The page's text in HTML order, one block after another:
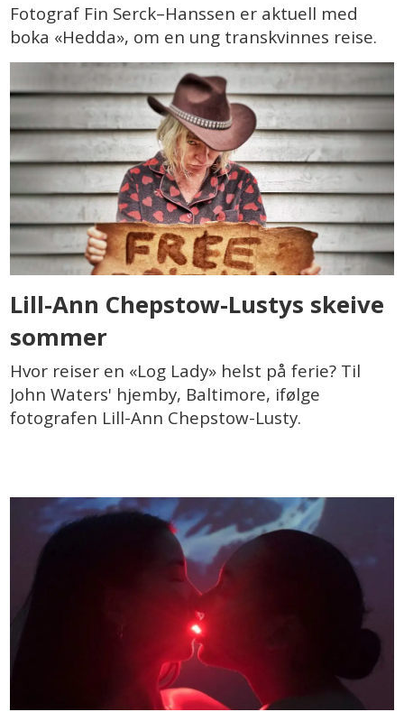
Fotograf Fin Serck–Hanssen er aktuell med
boka «Hedda», om en ung transkvinnes reise.
Lill-Ann Chepstow-Lustys skeive
sommer
Hvor reiser en «Log Lady» helst på ferie? Til
John Waters' hjemby, Baltimore, ifølge
fotografen Lill-Ann Chepstow-Lusty.